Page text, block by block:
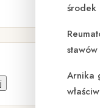
środek
Arnika